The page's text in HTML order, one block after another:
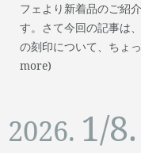
フェより新着品のご紹
す。さて今回の記事は
の刻印について、ちょ
more)
2026. 1/8.